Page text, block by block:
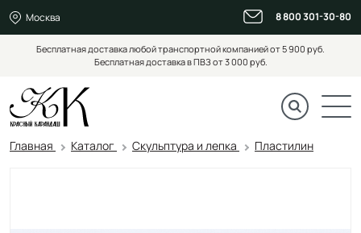
Москва 8 800 301-30-80
Бесплатная доставка любой транспортной компанией от 5 900 руб.
Бесплатная доставка в ПВЗ от 3 000 руб.
Главная Каталог Скульптура и лепка Пластилин